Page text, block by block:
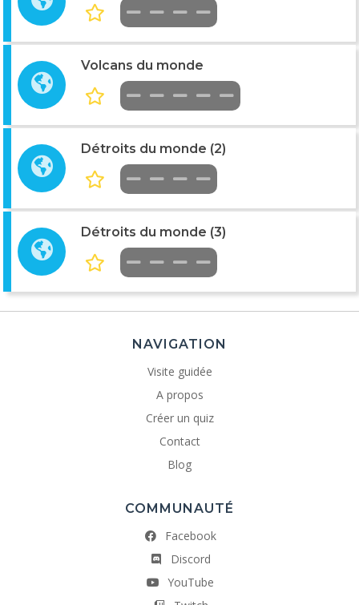
Volcans du monde
Détroits du monde (2)
Détroits du monde (3)
NAVIGATION
Visite guidée
A propos
Créer un quiz
Contact
Blog
COMMUNAUTÉ
Facebook
Discord
YouTube